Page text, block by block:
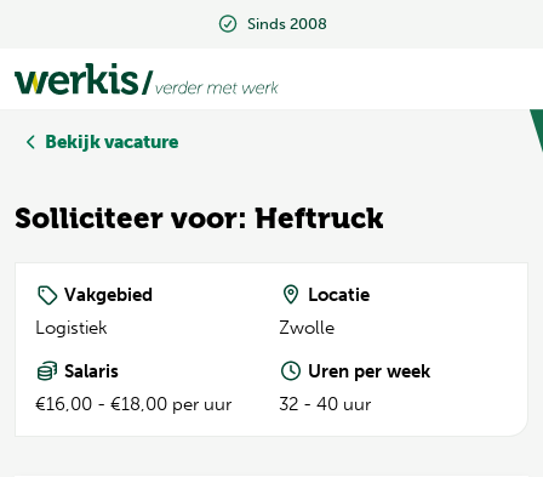
Sinds 2008
Beoordeeld met een 9.2
Bekijk vacature
Solliciteer voor: Heftruck
Vakgebied
Logistiek
Locatie
Zwolle
Salaris
€16,00 - €18,00 per uur
Uren per week
32 - 40 uur